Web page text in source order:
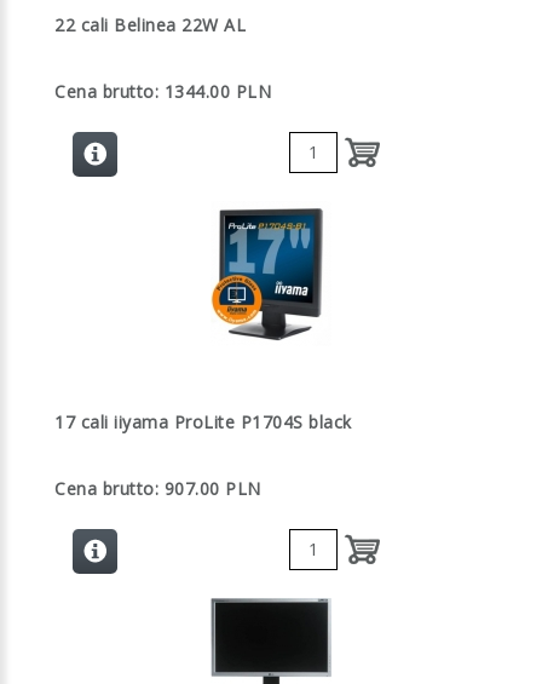
22 cali Belinea 22W AL
Cena brutto: 1344.00 PLN
17 cali iiyama ProLite P1704S black
Cena brutto: 907.00 PLN